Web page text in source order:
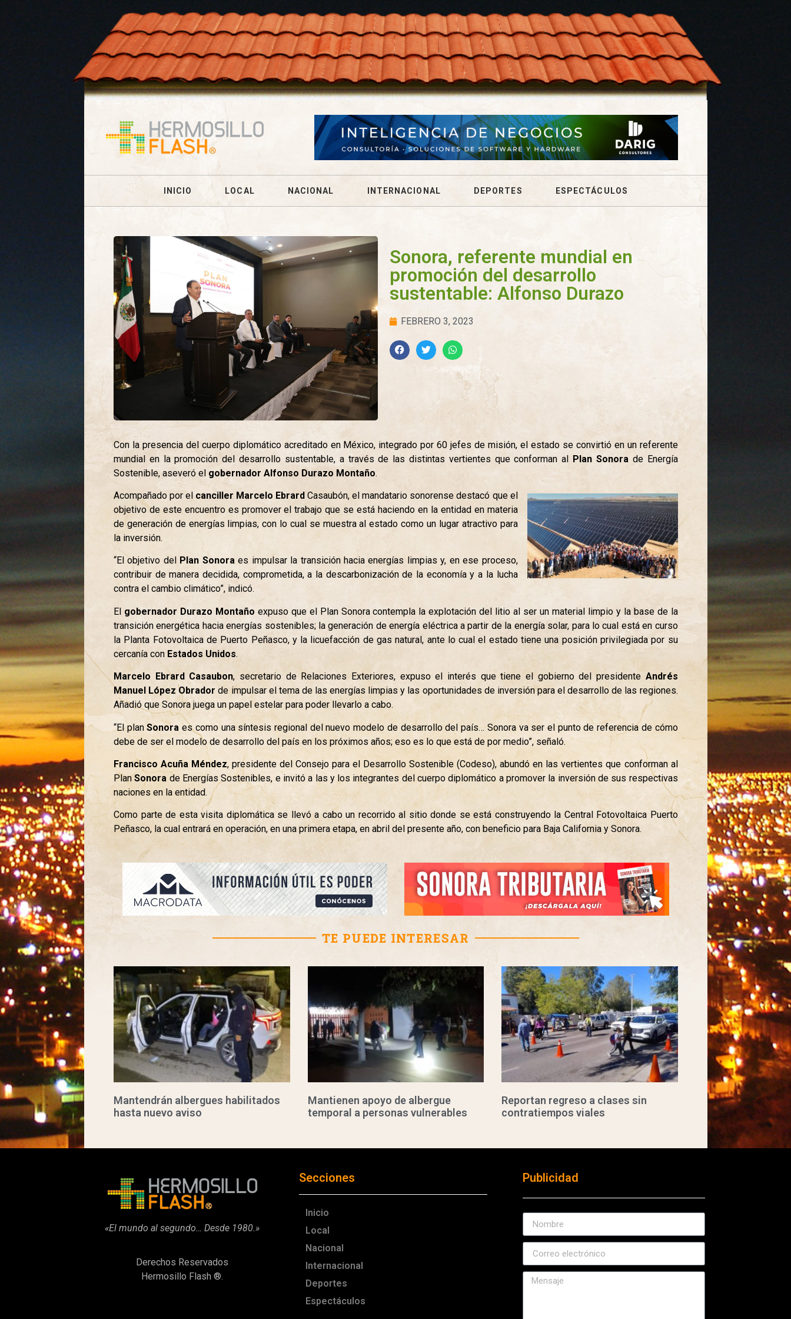
INICIO LOCAL NACIONAL INTERNACIONAL DEPORTES ESPECTÁCULOS
Sonora, referente mundial en
promoción del desarrollo
sustentable: Alfonso Durazo
FEBRERO 3, 2023
Con la presencia del cuerpo diplomático acreditado en México, integrado por 60 jefes de misión, el estado se convirtió en un referente
mundial en la promoción del desarrollo sustentable, a través de las distintas vertientes que conforman al Plan Sonora de Energía
Sostenible, aseveró el gobernador Alfonso Durazo Montaño.
Acompañado por el canciller Marcelo Ebrard Casaubón, el mandatario sonorense destacó que el
objetivo de este encuentro es promover el trabajo que se está haciendo en la entidad en materia
de generación de energías limpias, con lo cual se muestra al estado como un lugar atractivo para
la inversión.
“El objetivo del Plan Sonoraes impulsar la transición hacia energías limpias y, en ese proceso,
contribuir de manera decidida, comprometida, a la descarbonización de la economía y a la lucha
contra el cambio climático”, indicó.
El gobernador Durazo Montaño expuso que el Plan Sonora contempla la explotación del litio al ser un material limpio y la base de la
transición energética hacia energías sostenibles; la generación de energía eléctrica a partir de la energía solar, para lo cual está en curso
la Planta Fotovoltaica de Puerto Peñasco, y la licuefacción de gas natural, ante lo cual el estado tiene una posición privilegiada por su
cercanía con Estados Unidos.
Marcelo Ebrard Casaubon, secretario de Relaciones Exteriores, expuso el interés que tiene el gobierno del presidente Andrés
Manuel López Obrador de impulsar el tema de las energías limpias y las oportunidades de inversión para el desarrollo de las regiones.
Añadió que Sonora juega un papel estelar para poder llevarlo a cabo.
“El planSonoraes como una síntesis regional del nuevo modelo de desarrollo del país… Sonora va ser el punto de referencia de cómo
debe de ser el modelo de desarrollo del país en los próximos años; eso es lo que está de por medio”, señaló.
Francisco Acuña Méndez, presidente del Consejo para el Desarrollo Sostenible (Codeso), abundó en las vertientes que conforman al
PlanSonora de Energías Sostenibles, e invitó a las y los integrantes del cuerpo diplomático a promover la inversión de sus respectivas
naciones en la entidad.
Como parte de esta visita diplomática se llevó a cabo un recorrido al sitio donde se está construyendo la Central Fotovoltaica Puerto
Peñasco, la cual entrará en operación, en una primera etapa, en abril del presente año, con beneficio para Baja California y Sonora.
TE PUEDE INTERESAR
Mantendrán albergues habilitados
hasta nuevo aviso
Mantienen apoyo de albergue
temporal a personas vulnerables
Reportan regreso a clases sin
contratiempos viales
«El mundo al segundo… Desde 1980.»
Derechos Reservados
Hermosillo Flash ®.
Secciones
Inicio
Local
Nacional
Internacional
Deportes
Espectáculos
Publicidad